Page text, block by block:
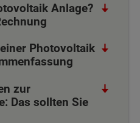
Anlage?
Photovoltaik
zur
Das sollten Sie